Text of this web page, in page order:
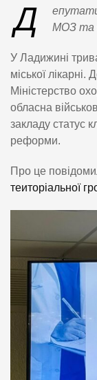
Д
епутати
МОЗ та
У Ладижині
міської
Міністерство
обласна
закладу статус
реформи.
Про це
теиторіальної